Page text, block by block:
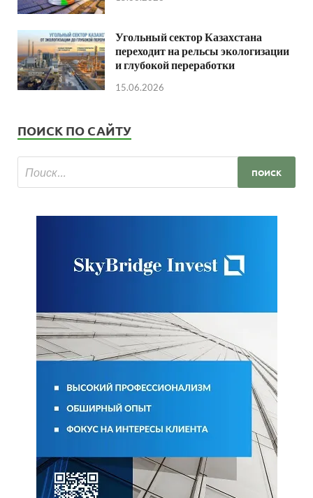
Угольный сектор Казахстана
переходит на рельсы экологизации
и глубокой переработки
15.06.2026
ПОИСК ПО САЙТУ